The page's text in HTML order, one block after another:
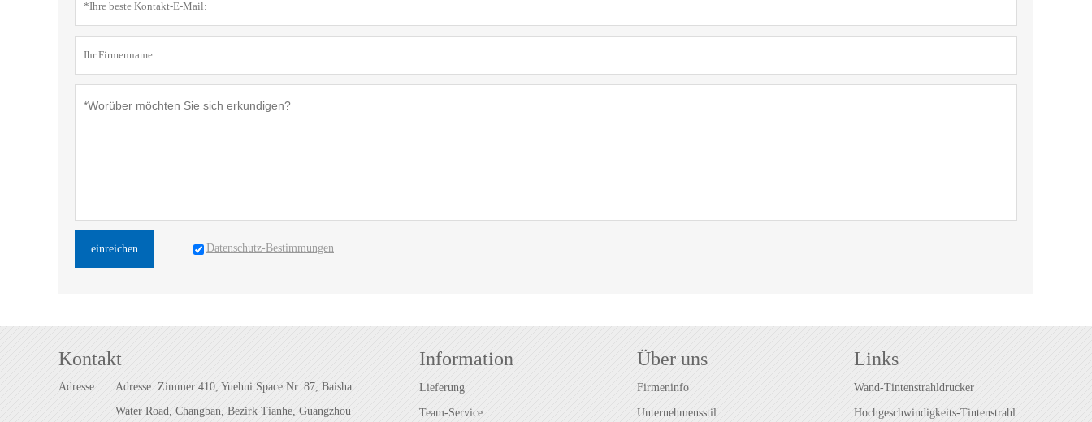
einreichen Datenschutz-Bestimmungen
Kontakt
Adresse :
Adresse: Zimmer 410, Yuehui Space Nr. 87, Baisha
Water Road, Changban, Bezirk Tianhe, Guangzhou
Information
Lieferung
Team-Service
Über uns
Firmeninfo
Unternehmensstil
Links
Wand-Tintenstrahldrucker